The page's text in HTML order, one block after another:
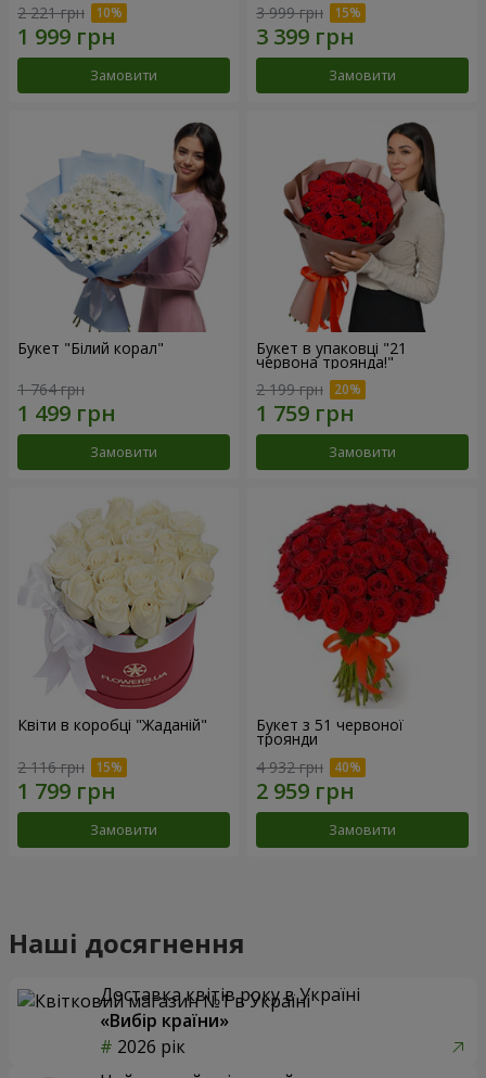
2 221 грн
Замовити
3 999 грн
Замовити
Букет "Білий корал"
1 764 грн
Замовити
Букет в упаковці "21
червона троянда!"
2 199 грн
Замовити
Квіти в коробці "Жаданій"
2 116 грн
Замовити
Букет з 51 червоної
троянди
4 932 грн
Замовити
Наші досягнення
Доставка квітів року в Україні
«Вибір країни»
2026 рік